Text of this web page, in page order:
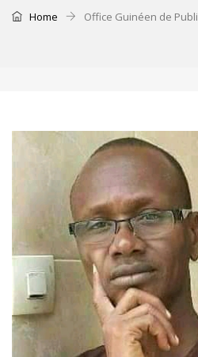
Home Office Guinéen de